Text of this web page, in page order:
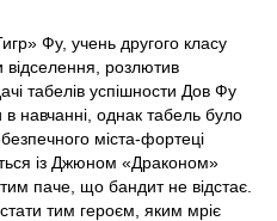
Фу, учень другого класу
відселення, розлютив
табелів успішности Дов Фу
в навчанні, однак табель було
міста-­фортеці
із Джюном «Драконом»
паче, що бандит не відстає.
тим героєм, яким мріє